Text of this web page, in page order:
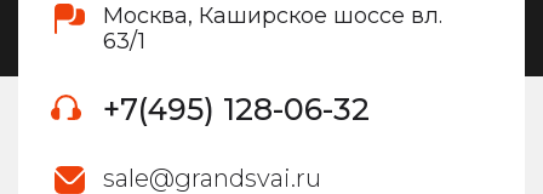
Москва, Каширское шоссе вл.
63/1
+7(495) 128-06-32
sale@grandsvai.ru